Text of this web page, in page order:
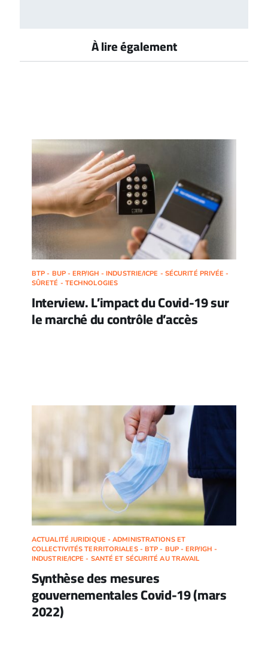
À lire également
BTP - BUP - ERP/IGH - INDUSTRIE/ICPE - SÉCURITÉ PRIVÉE -
SÛRETÉ - TECHNOLOGIES
Interview. L’impact du Covid-19 sur
le marché du contrôle d’accès
ACTUALITÉ JURIDIQUE - ADMINISTRATIONS ET
COLLECTIVITÉS TERRITORIALES - BTP - BUP - ERP/IGH -
INDUSTRIE/ICPE - SANTÉ ET SÉCURITÉ AU TRAVAIL
Synthèse des mesures
gouvernementales Covid-19 (mars
2022)